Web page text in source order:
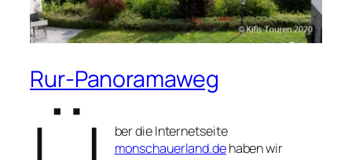
Rur-Panoramaweg
ber die Internetseite
monschauerland.dehaben wir